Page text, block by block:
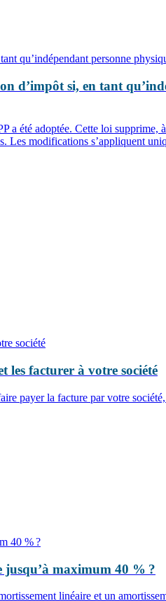
d’impôt si, en tant
été adoptée. Cette loi
modifications s’appliquent
les facturer à votre société
payer la facture par votre
jusqu’à maximum 40 % ?
linéaire et un